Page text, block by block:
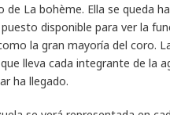
de La bohème. Ella se queda
disponible para ver la
la gran mayoría del coro.
lleva cada integrante de la
ha llegado.